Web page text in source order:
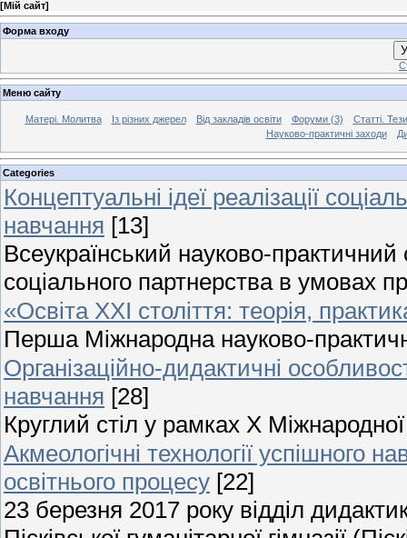
[Мій сайт]
Форма входу
Меню сайту
Матері. Молитва Із різних джерел Від закладів освіти Форуми (3)
Статті.
Науково-практичні заходи
Categories
Концептуальні ідеї реалізації
навчання [13]
Всеукраїнський науково-практичний
соціального партнерства в умовах
«Освіта ХХІ століття: теорія,
Перша Міжнародна науково-
Організаційно-дидактичні
навчання [28]
Круглий стіл у рамках Х
Акмеологічні технології успішного
освітнього процесу [22]
23 березня 2017 року відділ